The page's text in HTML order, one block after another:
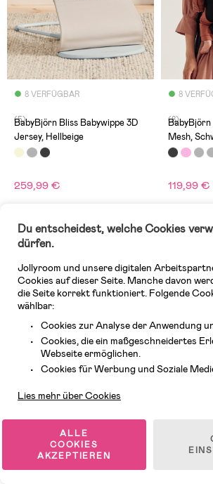
8 VERFÜGBAR
(5)
BabyBjörn Bliss Babywippe 3D
Jersey, Hellbeige
259,99 €
8
(8)
Mesh,
119,99 €
Versandkostenfrei
BabyBjörn Harmony Babytrage
3D Mesh, Rosa
Du entscheidest, welche Cookies
dürfen.
Jollyroom und unsere digitalen
Cookies auf dieser Seite. Manche davon
die Seite korrekt funktioniert. Folgende
wählbar:
Cookies zur Analyse der Anwendung
Cookies, die ein maßgeschneidertes
Webseite ermöglichen.
Cookies für Werbung und Soziale
Lies mehr über Cookies
ALLE
COOKIES
AKZEPTIEREN